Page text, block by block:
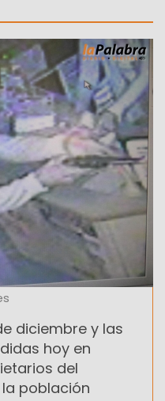
diciembre y las
hoy en
del
población